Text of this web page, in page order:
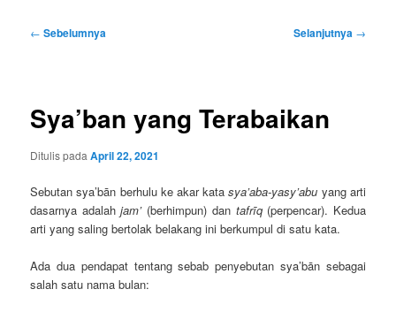
Navigasi
← Sebelumnya Selanjutnya →
Sya’ban yang Terabaikan
Ditulis padaApril 22, 2021
Sebutan sya’bān berhulu ke akar katasya’aba-yasy’abu yang arti
dasarnya adalahjam’ (berhimpun) dan tafrīq(perpencar). Kedua
arti yang saling bertolak belakang ini berkumpul di satu kata.
Ada dua pendapat tentang sebab penyebutan sya’bān sebagai
salah satu nama bulan: